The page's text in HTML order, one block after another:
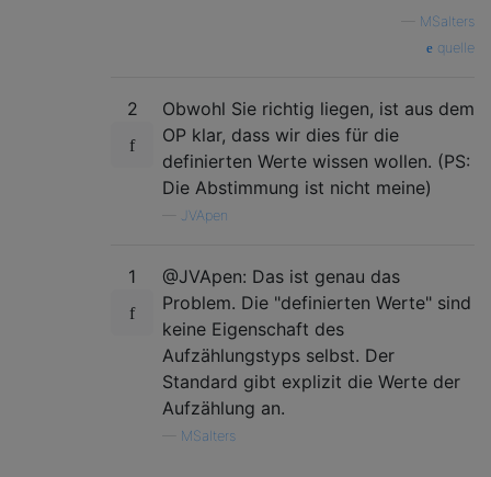
MSalters
quelle
2
Obwohl Sie richtig liegen, ist aus dem
OP klar, dass wir dies für die
definierten Werte wissen wollen. (PS:
Die Abstimmung ist nicht meine)
JVApen
1
@JVApen: Das ist genau das
Problem. Die "definierten Werte" sind
keine Eigenschaft des
Aufzählungstyps selbst. Der
Standard gibt explizit die Werte der
Aufzählung an.
MSalters